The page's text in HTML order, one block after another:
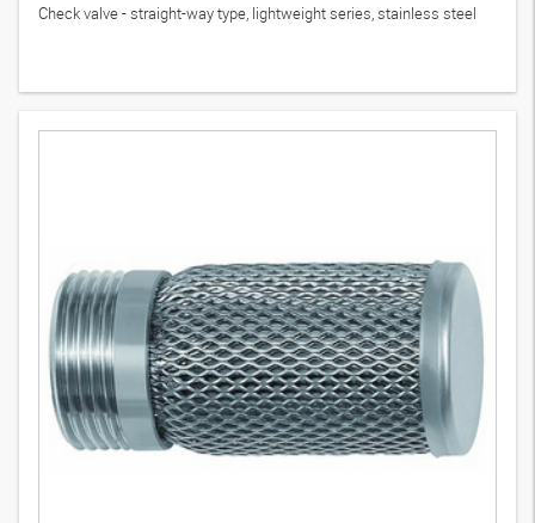
Check valve - straight-way type, lightweight series, stainless steel